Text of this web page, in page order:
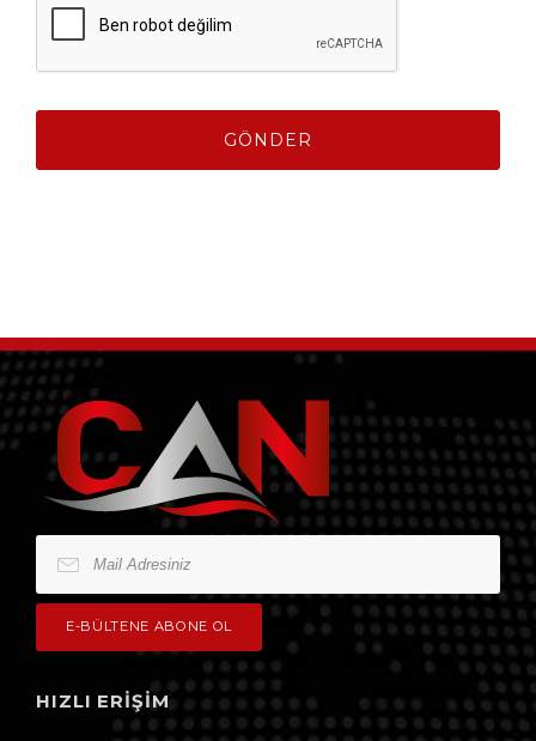
GÖNDER
HIZLI ERIŞIM